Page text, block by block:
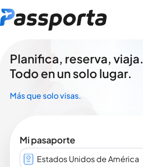
Planifica, reserva, viaja.
Todo en un solo lugar.
Más que solo visas.
Mi pasaporte
Estados Unidos de América